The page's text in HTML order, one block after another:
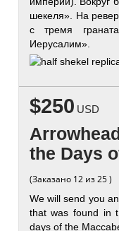
шекеля». На
с тремя
Иерусалим».
$250 USD
the Days
(Заказано 12 из 25 )
We will send you
that was found in
days of the